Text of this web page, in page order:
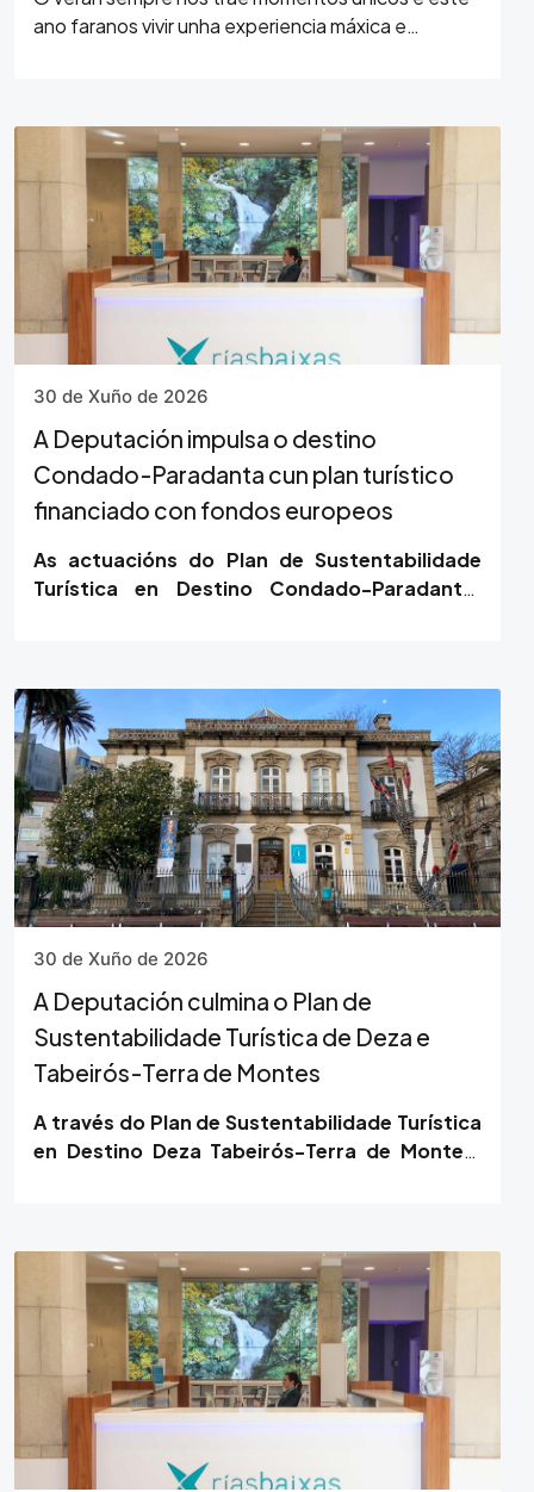
ano faranos vivir unha experiencia máxica e
30 de Xuño de 2026
A Deputación impulsa o destino
Condado-Paradanta cun plan turístico
financiado con fondos europeos
As actuacións do Plan de Sustentabilidade
Turística en Destino Condado-Paradanta,
30 de Xuño de 2026
A Deputación culmina o Plan de
Sustentabilidade Turística de Deza e
Tabeirós-Terra de Montes
A través do Plan de Sustentabilidade Turística
en Destino Deza Tabeirós-Terra de Montes.